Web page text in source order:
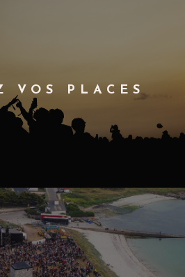
VOS PLACES